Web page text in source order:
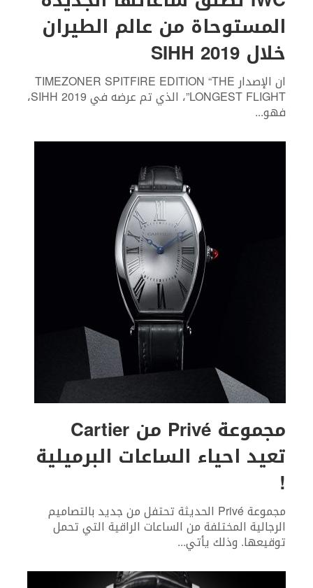
المستوحاة من عالم الطيران
خلال SIHH 2019
ان الإصدار TIMEZONER SPITFIRE EDITION “THE
LONGEST FLIGHT”، الذي تم عرضه في SIHH 2019،
فهو...
مجموعة Privé من Cartier
تعيد احياء الساعات البرميلية
!
مجموعة Privé الحديثة تحتفل من جديد بالتصاميم
الرجالية المختلفة من الساعات الراقية التي تحمل
توقيعها. وذلك يأتي...